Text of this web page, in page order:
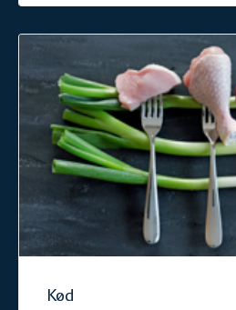
Kød
Kød